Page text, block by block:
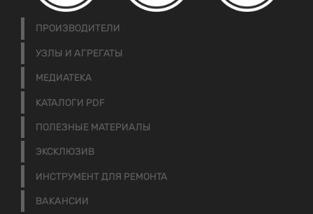
ПРОИЗВОДИТЕЛИ
УЗЛЫ И АГРЕГАТЫ
МЕДИАТЕКА
КАТАЛОГИ PDF
ПОЛЕЗНЫЕ МАТЕРИАЛЫ
ЭКСКЛЮЗИВ
ИНСТРУМЕНТ ДЛЯ РЕМОНТА
ВАКАНСИИ